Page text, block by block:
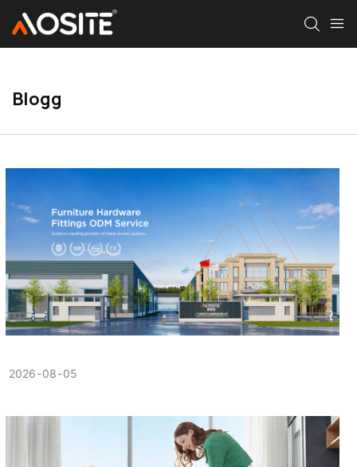
Blogg
2026 08 05